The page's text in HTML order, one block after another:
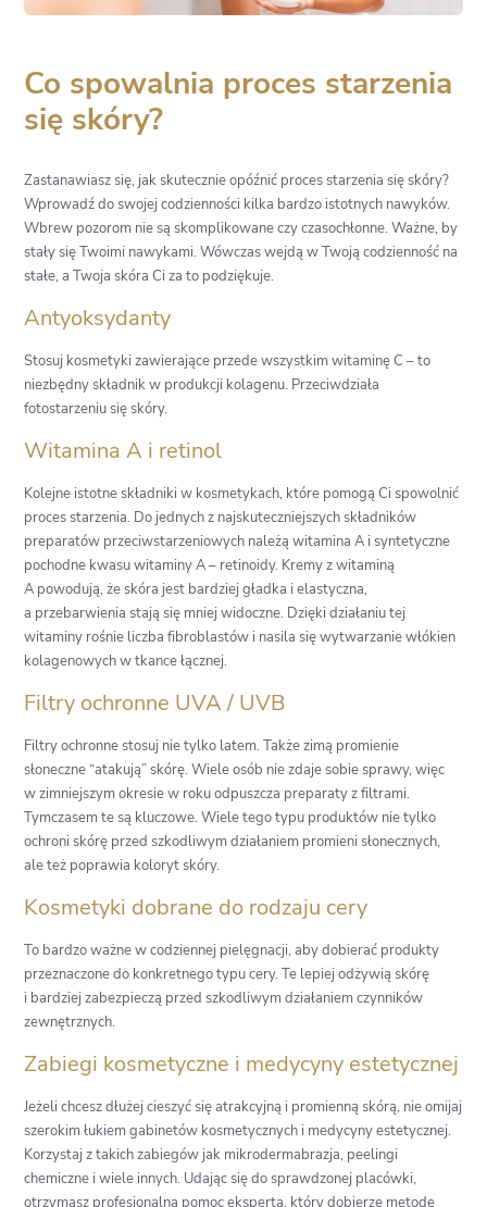
Co spowalnia proces starzenia
się skóry?
Zastanawiasz się, jak skutecznie opóźnić proces starzenia się skóry?
Wprowadź do swojej codzienności kilka bardzo istotnych nawyków.
Wbrew pozorom nie są skomplikowane czy czasochłonne. Ważne, by
stały się Twoimi nawykami. Wówczas wejdą w Twoją codzienność na
stałe, a Twoja skóra Ci za to podziękuje.
Antyoksydanty
Stosuj kosmetyki zawierające przede wszystkim witaminę C – to
niezbędny składnik w produkcji kolagenu. Przeciwdziała
fotostarzeniu się skóry.
Witamina A i retinol
Kolejne istotne składniki w kosmetykach, które pomogą Ci spowolnić
proces starzenia. Do jednych z najskuteczniejszych składników
preparatów przeciwstarzeniowych należą witamina A i syntetyczne
pochodne kwasu witaminy A – retinoidy. Kremy z witaminą
A powodują, że skóra jest bardziej gładka i elastyczna,
a przebarwienia stają się mniej widoczne. Dzięki działaniu tej
witaminy rośnie liczba fibroblastów i nasila się wytwarzanie włókien
kolagenowych w tkance łącznej.
Filtry ochronne UVA / UVB
Filtry ochronne stosuj nie tylko latem. Także zimą promienie
słoneczne “atakują” skórę. Wiele osób nie zdaje sobie sprawy, więc
w zimniejszym okresie w roku odpuszcza preparaty z filtrami.
Tymczasem te są kluczowe. Wiele tego typu produktów nie tylko
ochroni skórę przed szkodliwym działaniem promieni słonecznych,
ale też poprawia koloryt skóry.
Kosmetyki dobrane do rodzaju cery
To bardzo ważne w codziennej pielęgnacji, aby dobierać produkty
przeznaczone do konkretnego typu cery. Te lepiej odżywią skórę
i bardziej zabezpieczą przed szkodliwym działaniem czynników
zewnętrznych.
Zabiegi kosmetyczne i medycyny estetycznej
Jeżeli chcesz dłużej cieszyć się atrakcyjną i promienną skórą, nie omijaj
szerokim łukiem gabinetów kosmetycznych i medycyny estetycznej.
Korzystaj z takich zabiegów jak mikrodermabrazja, peelingi
chemiczne i wiele innych. Udając się do sprawdzonej placówki,
otrzymasz profesjonalną pomoc eksperta, który dobierze metodę